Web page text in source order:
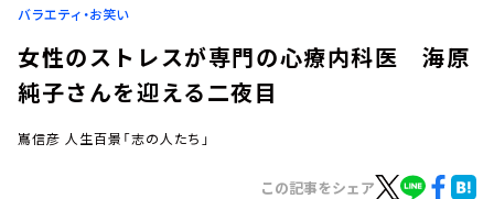
ログイン
バラエティ・お笑い
女性のストレスが専門の心療内科医 海原
純子さんを迎える二夜目
嶌信彦 人生百景「志の人たち」
この記事をシェア